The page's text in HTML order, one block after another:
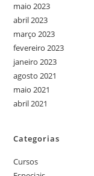
maio 2023
abril 2023
março 2023
fevereiro 2023
janeiro 2023
agosto 2021
maio 2021
abril 2021
Categorias
Cursos